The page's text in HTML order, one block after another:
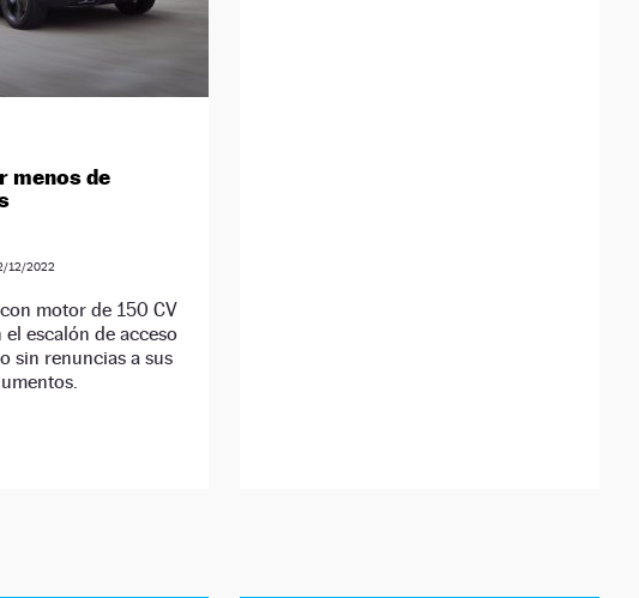
menos de
12/2022
motor de 150 CV
el escalón de acceso
sin renuncias a sus